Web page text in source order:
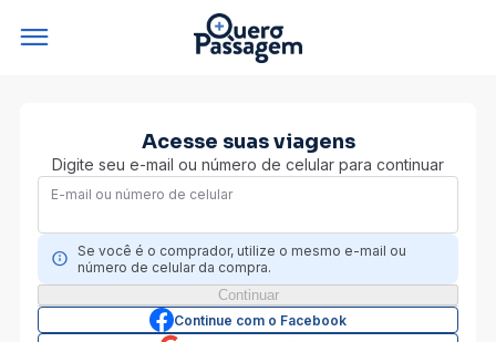
Acesse suas viagens
Digite seu e-mail ou número de celular para continuar
E-mail ou número de celular
Se você é o comprador, utilize o mesmo e-mail ou
número de celular da compra.
Continue com o Facebook